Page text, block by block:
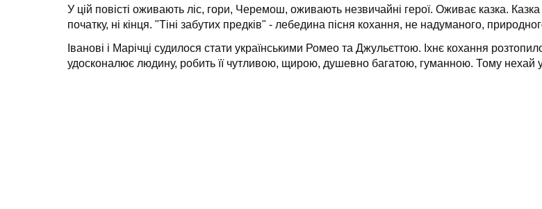
У цій повісті оживають ліс, гори, Черемош, оживають незвичайні герої. Оживає казка. Казка
початку, ні кінця. "Тіні забутих предків" - лебедина пісня кохання, не надуманого,
Іванові і Марічці судилося стати українськими Ромео та Джульєттою. Іхнє кохання
удосконалює людину, робить її чутливою, щирою, душевно багатою, гуманною. Тому нехай